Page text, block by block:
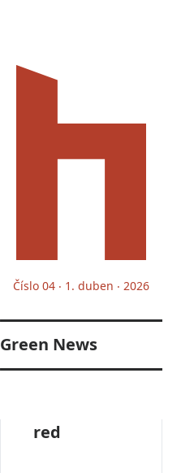
Číslo 04 ‧ 1. duben ‧ 2026
Green News
red